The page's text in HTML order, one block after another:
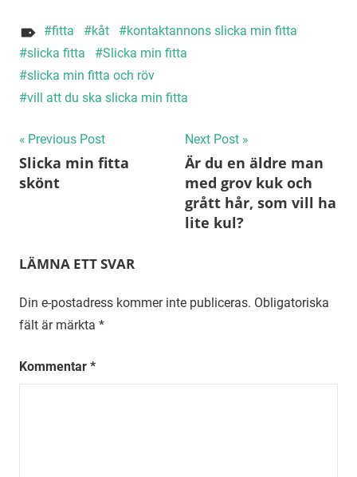
fitta kåt
kontaktannons slicka min fitta
slicka fitta
Slicka min fitta
slicka min fitta och röv
vill att du ska slicka min fitta
Inläggsnavigering
Previous Post
Slicka min fitta
skönt
Next Post
Är du en äldre man
med grov kuk och
grått hår, som vill ha
lite kul?
LÄMNA ETT SVAR
Din e-postadress kommer inte publiceras. Obligatoriska
fält är märkta *
Kommentar *